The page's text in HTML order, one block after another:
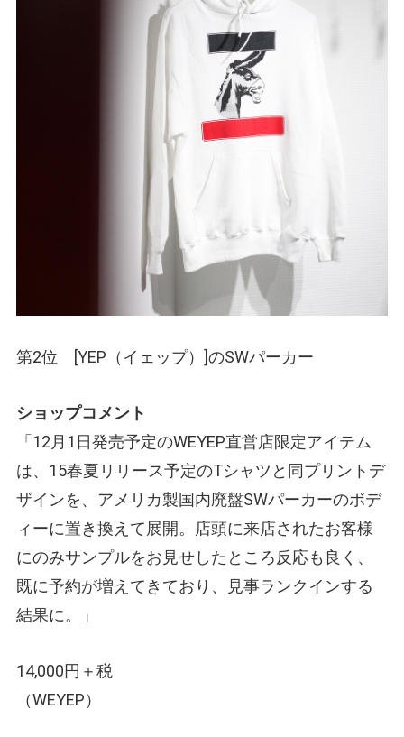
第2位 [YEP （イェップ） ]のSWパーカー
ショップコメント
「12月1日発売予定のWEYEP直営店限定アイテム
は、15春夏リリース予定のTシャツと同プリントデ
ザインを、アメリカ製国内廃盤SWパーカーのボデ
ィーに置き換えて展開。店頭に来店されたお客様
にのみサンプルをお見せしたところ反応も良く、
既に予約が増えてきており、見事ランクインする
結果に。」
14,000円＋税
（WEYEP）